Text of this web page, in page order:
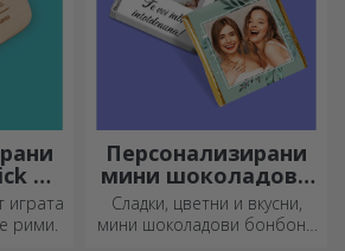
Mr
играта
рими.
Персонализирани
мини шоколадови
бонбони
Сладки, цветни и вкусни,
мини шоколадови бонбони